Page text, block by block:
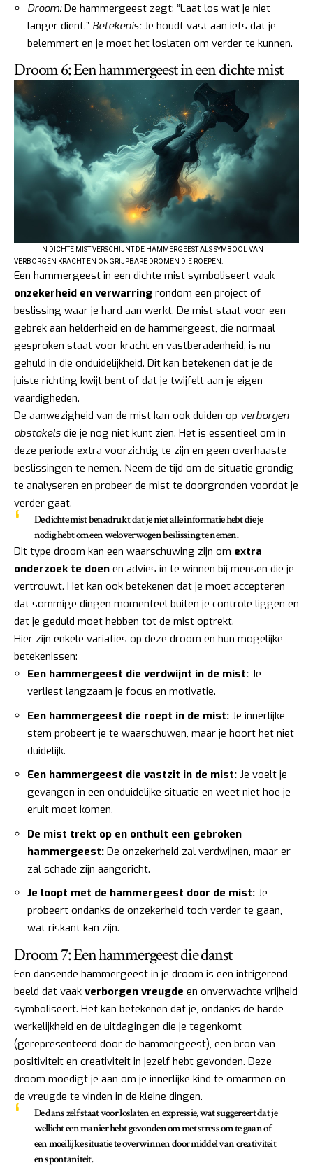
Droom:De hammergeest zegt: “Laat los wat je niet
langer dient.” Betekenis:Je houdt vast aan iets dat je
belemmert en je moet het loslaten om verder te kunnen.
Droom 6: Een hammergeest in een dichte mist
IN DICHTE MIST VERSCHIJNT DE HAMMERGEEST ALS SYMBOOL VAN
VERBORGEN KRACHT EN ONGRIJPBARE DROMEN DIE ROEPEN.
Een hammergeest in een dichte mist symboliseert vaak
onzekerheid en verwarring rondom een project of
beslissing waar je hard aan werkt. De mist staat voor een
gebrek aan helderheid en de hammergeest, die normaal
gesproken staat voor kracht en vastberadenheid, is nu
gehuld in die onduidelijkheid. Dit kan betekenen dat je de
juiste richting kwijt bent of dat je twijfelt aan je eigen
vaardigheden.
De aanwezigheid van de mist kan ook duiden op verborgen
obstakels die je nog niet kunt zien. Het is essentieel om in
deze periode extra voorzichtig te zijn en geen overhaaste
beslissingen te nemen. Neem de tijd om de situatie grondig
te analyseren en probeer de mist te doorgronden voordat je
verder gaat.
De dichte mist benadrukt dat je niet alle informatie hebt die je
nodig hebt om een weloverwogen beslissing te nemen.
Dit type droom kan een waarschuwing zijn om extra
onderzoek te doen en advies in te winnen bij mensen die je
vertrouwt. Het kan ook betekenen dat je moet accepteren
dat sommige dingen momenteel buiten je controle liggen en
dat je geduld moet hebben tot de mist optrekt.
Hier zijn enkele variaties op deze droom en hun mogelijke
betekenissen:
Een hammergeest die verdwijnt in de mist: Je
verliest langzaam je focus en motivatie.
Een hammergeest die roept in de mist: Je innerlijke
stem probeert je te waarschuwen, maar je hoort het niet
duidelijk.
Een hammergeest die vastzit in de mist: Je voelt je
gevangen in een onduidelijke situatie en weet niet hoe je
eruit moet komen.
De mist trekt op en onthult een gebroken
hammergeest: De onzekerheid zal verdwijnen, maar er
zal schade zijn aangericht.
Je loopt met de hammergeest door de mist: Je
probeert ondanks de onzekerheid toch verder te gaan,
wat riskant kan zijn.
Droom 7: Een hammergeest die danst
Een dansende hammergeest in je droom is een intrigerend
beeld dat vaak verborgen vreugde en onverwachte vrijheid
symboliseert. Het kan betekenen dat je, ondanks de harde
werkelijkheid en de uitdagingen die je tegenkomt
(gerepresenteerd door de hammergeest), een bron van
positiviteit en creativiteit in jezelf hebt gevonden. Deze
droom moedigt je aan om je innerlijke kind te omarmen en
de vreugde te vinden in de kleine dingen.
De dans zelf staat voor loslaten en expressie, wat suggereert dat je
wellicht een manier hebt gevonden om met stress om te gaan of
een moeilijke situatie te overwinnen door middel van creativiteit
en spontaniteit.